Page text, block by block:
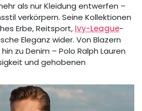
als nur Kleidung entwerfen –
verkörpern. Seine Kollektionen
Erbe, Reitsport, Ivy-League-
Eleganz wider. Von Blazern
zu Denim – Polo Ralph Lauren
und gehobenen